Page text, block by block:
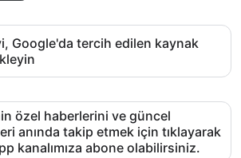
Google'da tercih edilen kaynak
özel haberlerini ve güncel
anında takip etmek için tıklayarak
kanalımıza abone olabilirsiniz.